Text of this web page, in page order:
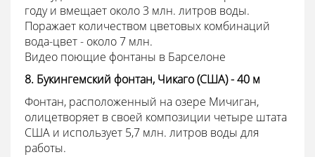
году и вмещает около 3 млн. литров воды.
Поражает количеством цветовых комбинаций
вода-цвет - около 7 млн.
Видео поющие фонтаны в Барселоне
8. Букингемский фонтан, Чикаго (США) - 40 м
Фонтан, расположенный на озере Мичиган,
олицетворяет в своей композиции четыре штата
США и использует 5,7 млн. литров воды для
работы.